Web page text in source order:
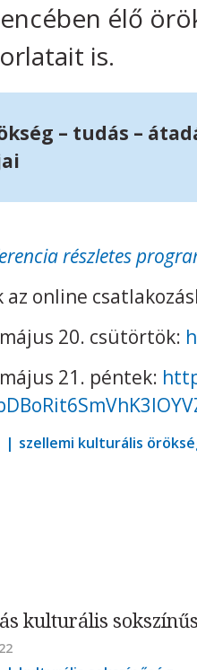
élő
is.
– tudás –
részletes
az online
20. csütörtök:
21. péntek:
szellemi kulturális
kulturális